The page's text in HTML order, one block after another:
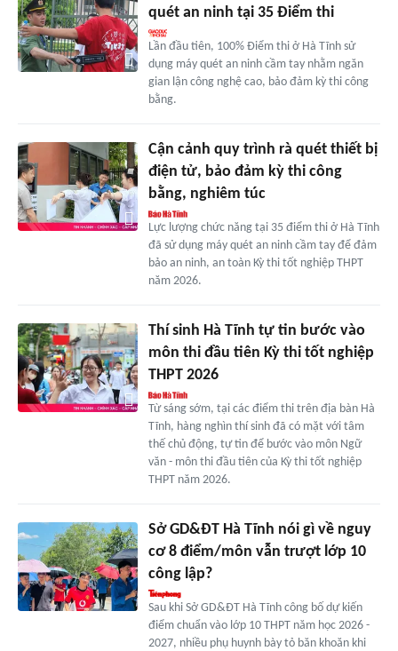
quét an ninh tại 35 Điểm thi
Lần đầu tiên, 100% Điểm thi ở Hà Tĩnh sử
dụng máy quét an ninh cầm tay nhằm ngăn
gian lận công nghệ cao, bảo đảm kỳ thi công
bằng.
Cận cảnh quy trình rà quét thiết bị
điện tử, bảo đảm kỳ thi công
bằng, nghiêm túc
Lực lượng chức năng tại 35 điểm thi ở Hà Tĩnh
đã sử dụng máy quét an ninh cầm tay để đảm
bảo an ninh, an toàn Kỳ thi tốt nghiệp THPT
năm 2026.
Thí sinh Hà Tĩnh tự tin bước vào
môn thi đầu tiên Kỳ thi tốt nghiệp
THPT 2026
Từ sáng sớm, tại các điểm thi trên địa bàn Hà
Tĩnh, hàng nghìn thí sinh đã có mặt với tâm
thế chủ động, tự tin để bước vào môn Ngữ
văn - môn thi đầu tiên của Kỳ thi tốt nghiệp
THPT năm 2026.
Sở GD&ĐT Hà Tĩnh nói gì về nguy
cơ 8 điểm/môn vẫn trượt lớp 10
công lập?
Sau khi Sở GD&ĐT Hà Tĩnh công bố dự kiến
điểm chuẩn vào lớp 10 THPT năm học 2026 -
2027, nhiều phụ huynh bày tỏ băn khoăn khi